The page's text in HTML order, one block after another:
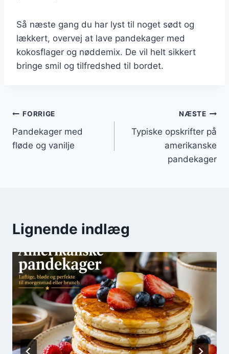
Så næste gang du har lyst til noget sødt og
lækkert, overvej at lave pandekager med
kokosflager og nøddemix. De vil helt sikkert
bringe smil og tilfredshed til bordet.
Indlægsnavigation
FORRIGE
Pandekager med
fløde og vanilje
NÆSTE
Typiske opskrifter på
amerikanske
pandekager
Lignende indlæg